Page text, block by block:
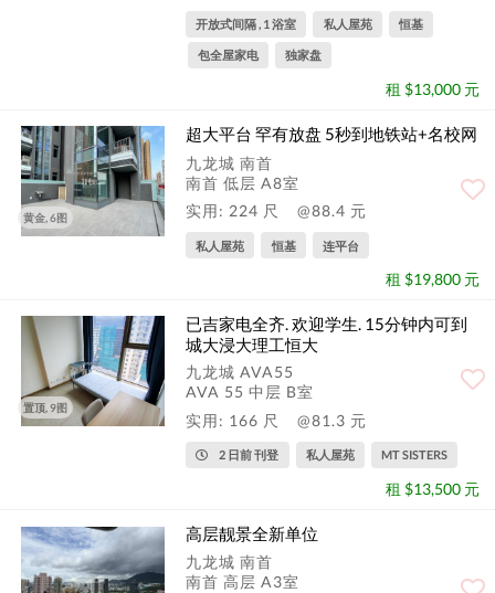
开放式间隔 , 1 浴室 私人屋苑 恒基
包全屋家电 独家盘
租 $13,000 元
黄金, 6图
超大平台 罕有放盘 5秒到地铁站+名校网
九龙城 南首
南首 低层 A8室
实用: 224 尺
@88.4 元
私人屋苑 恒基 连平台
租 $19,800 元
置顶, 9图
已吉家电全齐. 欢迎学生. 15分钟内可到
城大浸大理工恒大
九龙城 AVA55
AVA 55 中层 B室
实用: 166 尺
@81.3 元
2 日前 刊登 私人屋苑 MT SISTERS
租 $13,500 元
高层靓景全新单位
九龙城 南首
南首 高层 A3室